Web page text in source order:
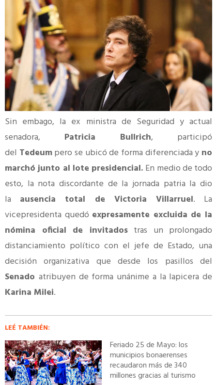
Sin embago, la ex ministra de Seguridad y actual
senadora, Patricia Bullrich, participó
del Tedeumpero se ubicó de forma diferenciada y no
marchó junto al lote presidencial. En medio de todo
esto, la nota discordante de la jornada patria la dio
la ausencia total de Victoria Villarruel. La
vicepresidenta quedó expresamente excluida de la
nómina oficial de invitadostras un prolongado
distanciamiento político con el jefe de Estado, una
decisión organizativa que desde los pasillos del
Senado atribuyen de forma unánime a la lapicera de
Karina Milei.
LEÉ TAMBIÉN:
Feriado 25 de Mayo: los
municipios bonaerenses
recaudaron más de 340
millones gracias al turismo